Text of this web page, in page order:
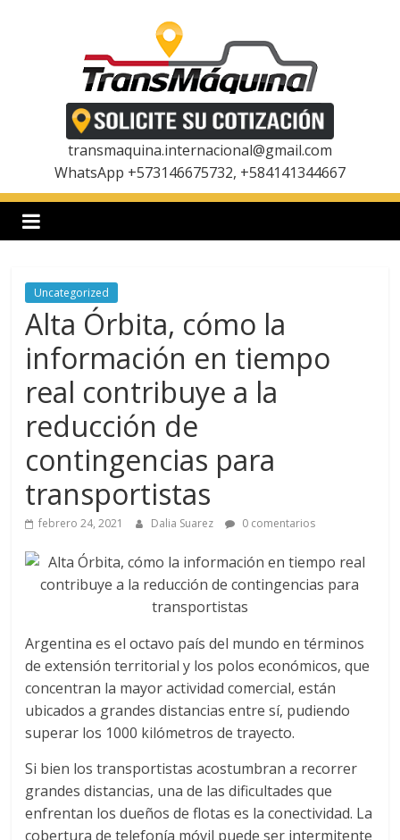
a
s
m
a
q
u
a
–
T
r
transmaquina.internacional@gmail.com
WhatsApp +573146675732, +584141344667
Uncategorized
Alta Órbita, cómo la
información en tiempo
real contribuye a la
reducción de
contingencias para
transportistas
febrero 24, 2021 Dalia Suarez 0 comentarios
Argentina es el octavo país del mundo en términos
de extensión territorial y los polos económicos, que
concentran la mayor actividad comercial, están
ubicados a grandes distancias entre sí, pudiendo
superar los 1000 kilómetros de trayecto.
Si bien los transportistas acostumbran a recorrer
grandes distancias, una de las dificultades que
enfrentan los dueños de flotas es la conectividad. La
cobertura de telefonía móvil puede ser intermitente